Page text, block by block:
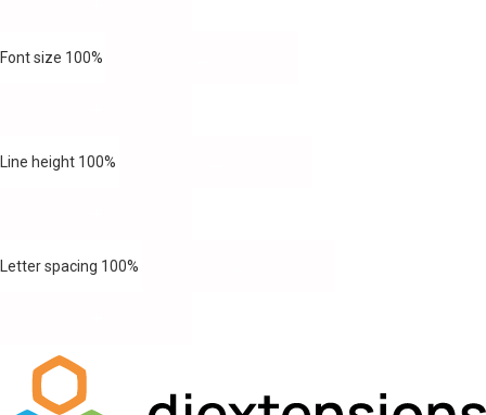
Font size 100%
Line height 100%
Letter spacing 100%